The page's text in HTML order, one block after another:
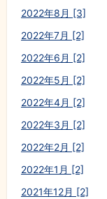
2022年8月 [3]
2022年7月 [2]
2022年6月 [2]
2022年5月 [2]
2022年4月 [2]
2022年3月 [2]
2022年2月 [2]
2022年1月 [2]
2021年12月 [2]